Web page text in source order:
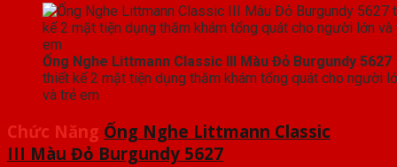
Ống Nghe Littmann Classic III Màu Đỏ Burgundy 5627
thiết kế 2 mặt tiện dụng thăm khám tổng quát cho người
và trẻ em
Chức Năng Ống Nghe Littmann Classic
III Màu Đỏ Burgundy 5627